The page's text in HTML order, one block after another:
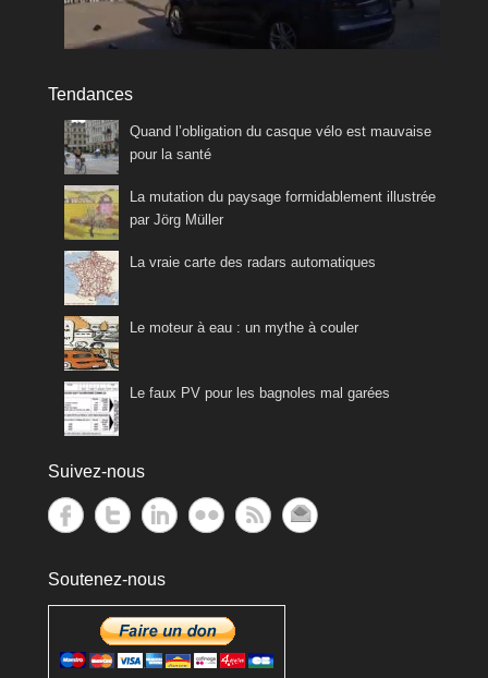
Tendances
Quand l’obligation du casque vélo est mauvaise
pour la santé
La mutation du paysage formidablement illustrée
par Jörg Müller
La vraie carte des radars automatiques
Le moteur à eau : un mythe à couler
Le faux PV pour les bagnoles mal garées
Suivez-nous
Soutenez-nous